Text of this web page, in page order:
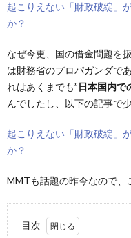
起こりえない「財政破綻」
か？
なぜ今更、国の借金問題を
は財務省のプロパガンダで
れはあくまでも”日本国内で
んでしたし、以下の記事で
起こりえない「財政破綻」
か？
MMTも話題の昨今なので、
目次